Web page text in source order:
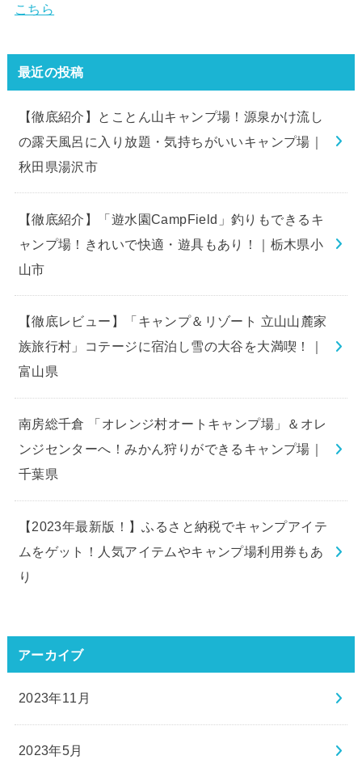
こちら
最近の投稿
【徹底紹介】とことん山キャンプ場！源泉かけ流し
の露天風呂に入り放題・気持ちがいいキャンプ場｜
秋田県湯沢市
【徹底紹介】「遊水園CampField」釣りもできるキ
ャンプ場！きれいで快適・遊具もあり！｜栃木県小
山市
【徹底レビュー】「キャンプ＆リゾート 立山山麓家
族旅行村」コテージに宿泊し雪の大谷を大満喫！｜
富山県
南房総千倉 「オレンジ村オートキャンプ場」＆オレ
ンジセンターへ！みかん狩りができるキャンプ場｜
千葉県
【2023年最新版！】ふるさと納税でキャンプアイテ
ムをゲット！人気アイテムやキャンプ場利用券もあ
り
アーカイブ
2023年11月
2023年5月